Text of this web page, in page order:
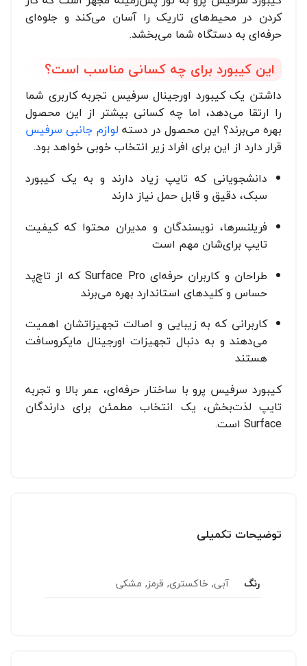
کردن در محیط‌های تاریک را آسان می‌کند و جلوه‌ای
حرفه‌ای به دستگاه شما می‌بخشد.
این کیبورد برای چه کسانی مناسب است؟
داشتن یک کیبورد اورجینال سرفیس تجربه کاربری شما
را ارتقا می‌دهد، اما چه کسانی بیشتر از این محصول
بهره می‌برند؟ این محصول در دسته لوازم جانبی سرفیس
قرار دارد از این برای افراد زیر انتخاب خوبی خواهد بود.
دانشجویانی که تایپ زیاد دارند و به یک کیبورد
سبک، دقیق و قابل حمل نیاز دارند
فریلنسرها، نویسندگان و مدیران محتوا که کیفیت
تایپ برای‌شان مهم است
طراحان و کاربران حرفه‌ای Surface Pro که از تاچ‌پد
حساس و کلیدهای استاندارد بهره می‌برند
کاربرانی که به زیبایی و اصالت تجهیزاتشان اهمیت
می‌دهند و به دنبال تجهیزات اورجینال مایکروسافت
هستند
کیبورد سرفیس پرو با ساختار حرفه‌ای، عمر بالا و تجربه
تایپ لذت‌بخش، یک انتخاب مطمئن برای دارندگان
Surface است.
توضیحات تکمیلی
رنگ آبی, خاکستری, قرمز, مشکی